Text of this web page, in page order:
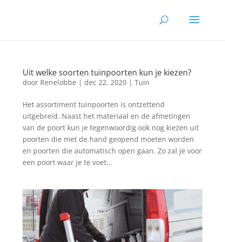
Uit welke soorten tuinpoorten kun je kiezen?
door Renelobbe | dec 22, 2020| Tuin
Het assortiment tuinpoorten is ontzettend
uitgebreid. Naast het materiaal en de afmetingen
van de poort kun je tegenwoordig ook nog kiezen uit
poorten die met de hand geopend moeten worden
en poorten die automatisch open gaan. Zo zal je voor
een poort waar je te voet...